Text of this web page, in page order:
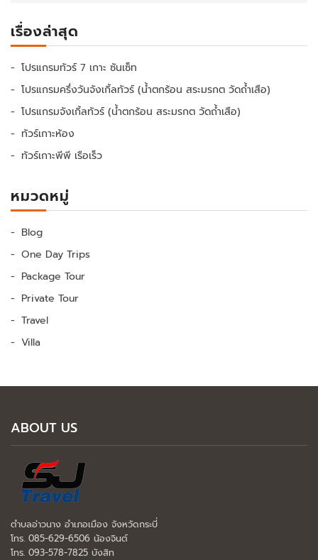
เรื่องล่าสุด
โปรแกรมทัวร์ 7 เกาะ ซันเซ็ท
โปรแกรมครึ่งวันจังเกิ้ลทัวร์ (น้ำตกร้อน สระมรกต วัดถ้ำเสือ)
โปรแกรมจังเกิ้ลทัวร์ (น้ำตกร้อน สระมรกต วัดถ้ำเสือ)
ทัวร์เกาะห้อง
ทัวร์เกาะพีพี เรือเร็ว
หมวดหมู่
Blog
One Day Trips
Package Tour
Private Tour
Travel
Villa
ABOUT US
ตำบลอ่าวนาง อำเภอเมือง จังหวัดกระบี่
โทร. 085-629-6506 น้องจินต์
โทร. 093-578-7825 บังสิท